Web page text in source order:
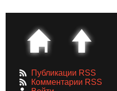
Публикации RSS
Комментарии RSS